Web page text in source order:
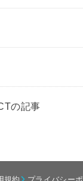
の記事